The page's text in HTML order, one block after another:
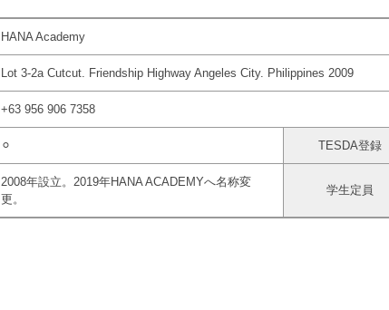
HANA Academy
Lot 3-2a Cutcut. Friendship Highway Angeles City. Philippines 2009
+63 956 906 7358
⚪︎ TESDA登録
2008年設立。2019年HANA ACADEMYへ名称変
更。
学生定員